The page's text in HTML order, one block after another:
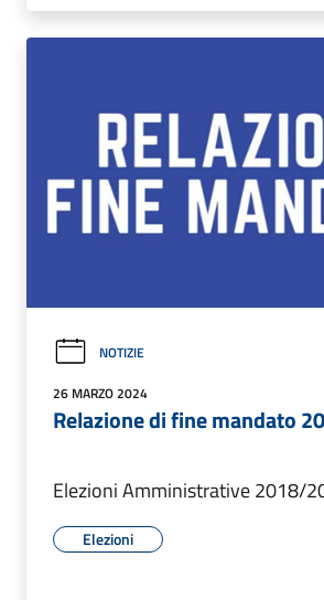
NOTIZIE
26 MARZO 2024
Relazione di fine mandato
Elezioni Amministrative 2018/
Elezioni